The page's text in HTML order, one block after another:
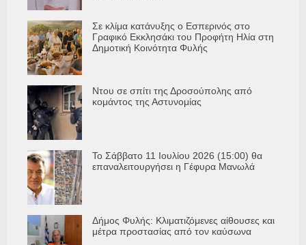
Σε κλίμα κατάνυξης ο Εσπερινός στο
Γραφικό Εκκλησάκι του Προφήτη Ηλία στη
Δημοτική Κοινότητα Φυλής
Ντου σε σπίτι της Δροσούπολης από
κομάντος της Αστυνομίας
Το Σάββατο 11 Ιουλίου 2026 (15:00) θα
επαναλειτουργήσει η Γέφυρα Μανωλά
Δήμος Φυλής: Κλιματιζόμενες αίθουσες και
μέτρα προστασίας από τον καύσωνα